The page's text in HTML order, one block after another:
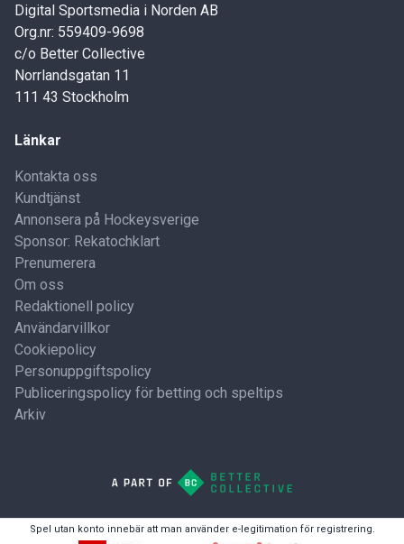
Digital Sportsmedia i Norden AB
Org.nr: 559409-9698
c/o Better Collective
Norrlandsgatan 11
111 43 Stockholm
Länkar
Kontakta oss
Kundtjänst
Annonsera på Hockeysverige
Sponsor: Rekatochklart
Prenumerera
Om oss
Redaktionell policy
Användarvillkor
Cookiepolicy
Personuppgiftspolicy
Publiceringspolicy för betting och speltips
Arkiv
Spel utan konto innebär att man använder e-legitimation för registrering.